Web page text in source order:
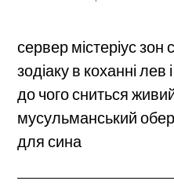
сервер містеріус зон
зодіаку в коханні лев
до чого сниться
мусульманський
для сина